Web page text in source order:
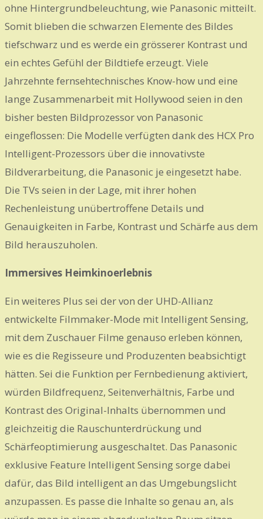
ohne Hintergrundbeleuchtung, wie Panasonic mitteilt.
Somit blieben die schwarzen Elemente des Bildes
tiefschwarz und es werde ein grösserer Kontrast und
ein echtes Gefühl der Bildtiefe erzeugt. Viele
Jahrzehnte fernsehtechnisches Know-how und eine
lange Zusammenarbeit mit Hollywood seien in den
bisher besten Bildprozessor von Panasonic
eingeflossen: Die Modelle verfügten dank des HCX Pro
Intelligent-Prozessors über die innovativste
Bildverarbeitung, die Panasonic je eingesetzt habe.
Die TVs seien in der Lage, mit ihrer hohen
Rechenleistung unübertroffene Details und
Genauigkeiten in Farbe, Kontrast und Schärfe aus dem
Bild herauszuholen.
Immersives Heimkinoerlebnis
Ein weiteres Plus sei der von der UHD-Allianz
entwickelte Filmmaker-Mode mit Intelligent Sensing,
mit dem Zuschauer Filme genauso erleben können,
wie es die Regisseure und Produzenten beabsichtigt
hätten. Sei die Funktion per Fernbedienung aktiviert,
würden Bildfrequenz, Seitenverhältnis, Farbe und
Kontrast des Original-Inhalts übernommen und
gleichzeitig die Rauschunterdrückung und
Schärfeoptimierung ausgeschaltet. Das Panasonic
exklusive Feature Intelligent Sensing sorge dabei
dafür, das Bild intelligent an das Umgebungslicht
anzupassen. Es passe die Inhalte so genau an, als